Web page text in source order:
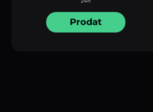
Prodat